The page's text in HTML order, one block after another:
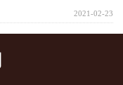
2021-02-23